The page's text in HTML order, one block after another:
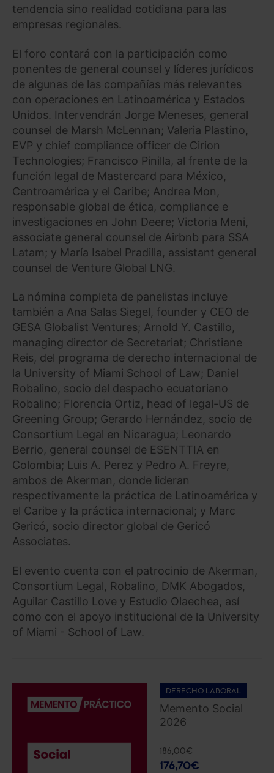
tendencia sino realidad cotidiana para las
empresas regionales.
El foro contará con la participación como
ponentes de general counsel y líderes jurídicos
de algunas de las compañías más relevantes
con operaciones en Latinoamérica y Estados
Unidos. Intervendrán Jorge Meneses, general
counsel de Marsh McLennan; Valeria Plastino,
EVP y chief compliance officer de Cirion
Technologies; Francisco Pinilla, al frente de la
función legal de Mastercard para México,
Centroamérica y el Caribe; Andrea Mon,
responsable global de ética, compliance e
investigaciones en John Deere; Victoria Meni,
associate general counsel de Airbnb para SSA
Latam; y María Isabel Pradilla, assistant general
counsel de Venture Global LNG.
La nómina completa de panelistas incluye
también a Ana Salas Siegel, founder y CEO de
GESA Globalist Ventures; Arnold Y. Castillo,
managing director de Secretariat; Christiane
Reis, del programa de derecho internacional de
la University of Miami School of Law; Daniel
Robalino, socio del despacho ecuatoriano
Robalino; Florencia Ortiz, head of legal-US de
Greening Group; Gerardo Hernández, socio de
Consortium Legal en Nicaragua; Leonardo
Berrio, general counsel de ESENTTIA en
Colombia; Luis A. Perez y Pedro A. Freyre,
ambos de Akerman, donde lideran
respectivamente la práctica de Latinoamérica y
el Caribe y la práctica internacional; y Marc
Gericó, socio director global de Gericó
Associates.
El evento cuenta con el patrocinio de Akerman,
Consortium Legal, Robalino, DMK Abogados,
Aguilar Castillo Love y Estudio Olaechea, así
como con el apoyo institucional de la University
of Miami - School of Law.
DERECHO LABORAL
Memento Social
2026
186,00€
176,70€